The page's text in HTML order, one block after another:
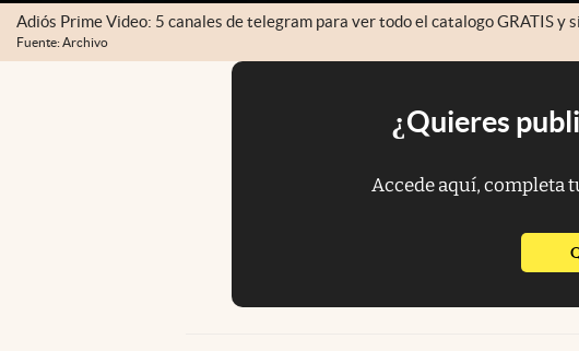
Adiós Prime Video: 5 canales de telegram para ver todo el catalogo GRATIS y
Fuente: Archivo
¿Quieres
Accede aquí, completa